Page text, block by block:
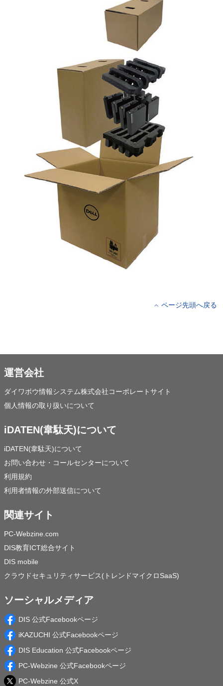
ページ先頭へ戻る
運営会社
ダイワボウ情報システム株式会社コーポレートサイト
個人情報の取り扱いについて
iDATEN(韋駄天)について
iDATEN(韋駄天)について
お問い合わせ・コールセンターについて
利用規約
利用者情報の外部送信について
関連サイト
PC-Webzine.com
DIS教育ICT総合サイト
DIS mobile
クラウドセキュリティサービス(トレンドマイクロSaaS)
ソーシャルメディア
DIS 公式Facebookページ
iKAZUCHI 公式Facebookページ
DIS Education 公式Facebookページ
PC-Webzine 公式Facebookページ
PC-Webzine 公式X